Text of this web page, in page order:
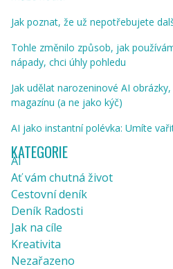
Jak poznat, že už nepotřebujete
Tohle změnilo způsob, jak
nápady, chci úhly pohledu
Jak udělat narozeninové AI
magazínu (a ne jako kýč)
AI jako instantní polévka: Umíte
KATEGORIE
AI
Ať vám chutná život
Cestovní deník
Deník Radosti
Jak na cíle
Kreativita
Nezařazeno